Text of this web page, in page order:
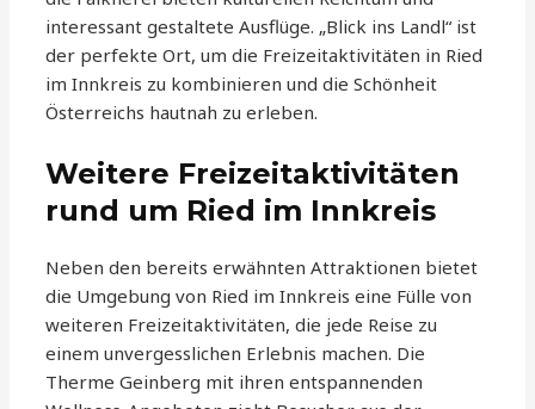
interessant gestaltete Ausflüge. „Blick ins Landl“ ist
der perfekte Ort, um die Freizeitaktivitäten in Ried
im Innkreis zu kombinieren und die Schönheit
Österreichs hautnah zu erleben.
Weitere Freizeitaktivitäten
rund um Ried im Innkreis
Neben den bereits erwähnten Attraktionen bietet
die Umgebung von Ried im Innkreis eine Fülle von
weiteren Freizeitaktivitäten, die jede Reise zu
einem unvergesslichen Erlebnis machen. Die
Therme Geinberg mit ihren entspannenden